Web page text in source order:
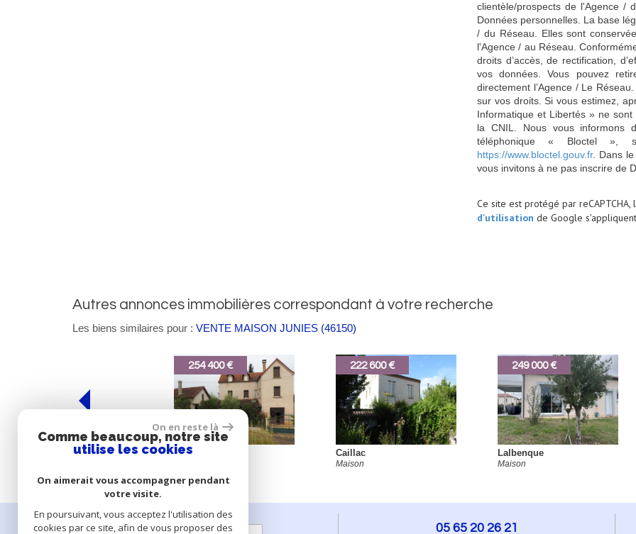
clientèle/prospects de l'Agence /
Données personnelles. La base
/ du Réseau. Elles sont
l'Agence / au Réseau.
droits d’accès, de rectification,
vos données. Vous pouvez
directement l’Agence / Le
sur vos droits. Si vous estimez,
Informatique et Libertés » ne
la CNIL. Nous vous informons
téléphonique « Bloctel »,
https://www.bloctel.gouv.fr. Dans
vous invitons à ne pas inscrire de
Ce site est protégé par reCAPTCHA,
d'utilisation de Google
autres annonces immobilières correspondant à votre recherche
Les biens similaires pour : VENTE MAISON JUNIES (46150)
Puy-l'Évêque
222 600 € 249 000 € 180 200 €
Douelle
05 65 20 26 21
On en reste là
Comme beaucoup, notre site
utilise les cookies
On aimerait vous accompagner pendant
votre visite.
En poursuivant, vous acceptez l'utilisation des
cookies par ce site, afin de vous proposer des